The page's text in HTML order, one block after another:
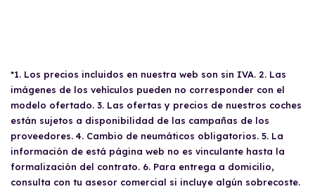
*1. Los precios incluidos en nuestra web son sin IVA. 2. Las
imágenes de los vehículos pueden no corresponder con el
modelo ofertado. 3. Las ofertas y precios de nuestros coches
están sujetos a disponibilidad de las campañas de los
proveedores. 4. Cambio de neumáticos obligatorios. 5. La
información de está página web no es vinculante hasta la
formalización del contrato. 6. Para entrega a domicilio,
consulta con tu asesor comercial si incluye algún sobrecoste.